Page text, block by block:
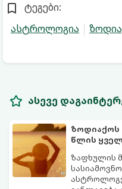
ტეგები:
ასტროლოგია
ასევე
ზოდიაქოს
წლის
ზაფხულის